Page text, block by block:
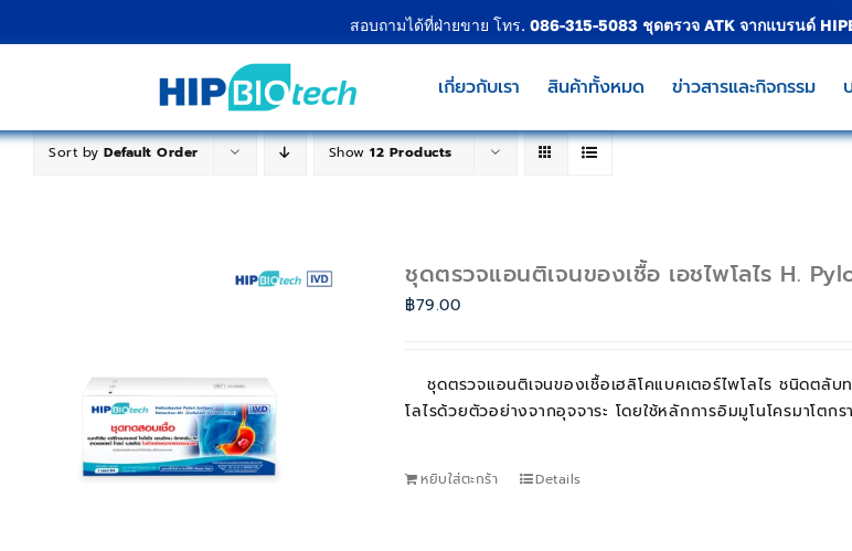
สอบถามได้ที่ฝ่ายขาย โทร. 086-315-5083 ชุดตรวจ ATK จากแบรนด์
เกี่ยวกับเรา สินค้าทั้งหมด ข่าวสารและกิจกรรม
Sort by Default Order Show 12 Products
ชุดตรวจแอนติเจนของเชื้อ เอชไพโลไร H.
฿79.00
ชุดตรวจแอนติเจนของเชื้อเฮลิโคแบคเตอร์ไพโลไร ชนิดตลั
โลไรด้วยตัวอย่างจากอุจจาระ โดยใช้หลักการอิมมูโนโครมาโ
หยิบใส่ตะกร้า Details